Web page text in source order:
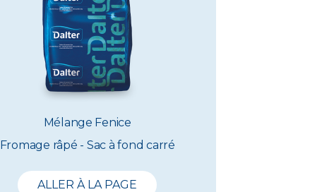
Mélange Fenice
Fromage râpé - Sac à fond carré
ALLER À LA PAGE